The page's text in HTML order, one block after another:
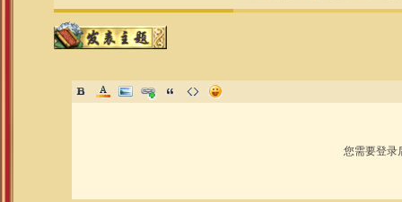
您需要登录